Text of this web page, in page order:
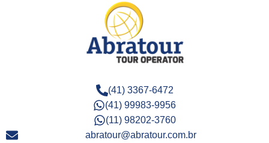
(41) 3367-6472
(41) 99983-9956
(11) 98202-3760
abratour@abratour.com.br